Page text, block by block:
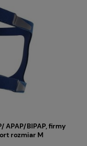
APAP/BIPAP, firmy
rozmiar M